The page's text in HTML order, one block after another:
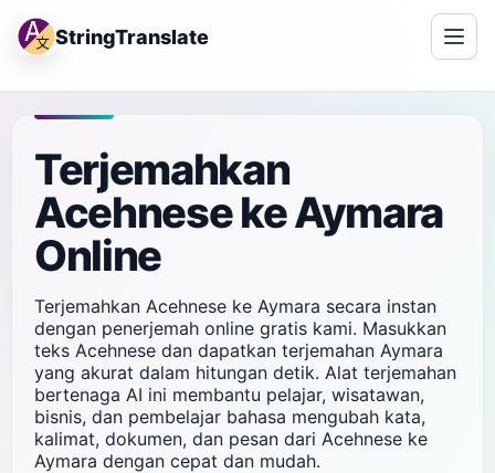
StringTranslate
Terjemahkan
Acehnese ke Aymara
Online
Terjemahkan Acehnese ke Aymara secara instan
dengan penerjemah online gratis kami. Masukkan
teks Acehnese dan dapatkan terjemahan Aymara
yang akurat dalam hitungan detik. Alat terjemahan
bertenaga AI ini membantu pelajar, wisatawan,
bisnis, dan pembelajar bahasa mengubah kata,
kalimat, dokumen, dan pesan dari Acehnese ke
Aymara dengan cepat dan mudah.